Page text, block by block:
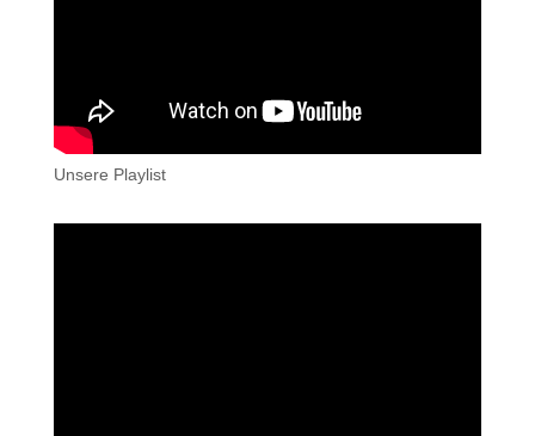
Unsere Playlist